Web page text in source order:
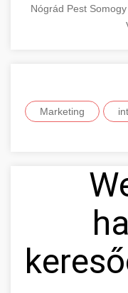
Nógrád Pest Somogy
Marketing